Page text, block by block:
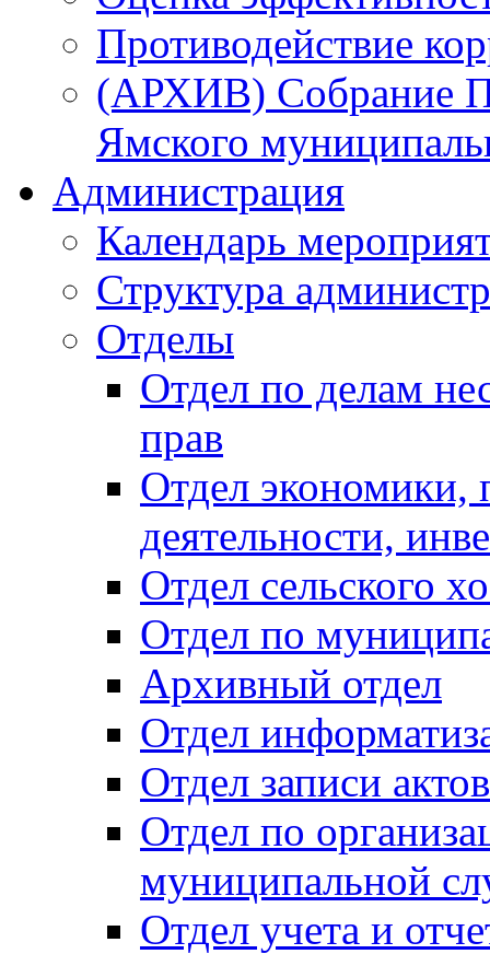
Противодействие
(АРХИВ) Собрание
Ямского
Администрация
Календарь
Структура
Отделы
Отдел по делам
прав
Отдел экономики,
деятельности,
Отдел сельского
Отдел по
Архивный отдел
Отдел
Отдел записи
Отдел по
муниципальной
Отдел учета и